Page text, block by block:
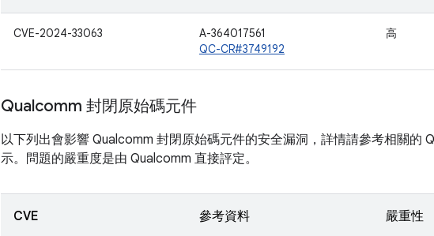
CVE-2024-33063
A-364017561
QC-CR#3749192
高
Qualcomm 封閉原始碼元件
以下列出會影響 Qualcomm 封閉原始碼元件的安全漏洞，詳情請參考相關的
示。問題的嚴重度是由 Qualcomm 直接評定。
CVE 參考資料 嚴重性